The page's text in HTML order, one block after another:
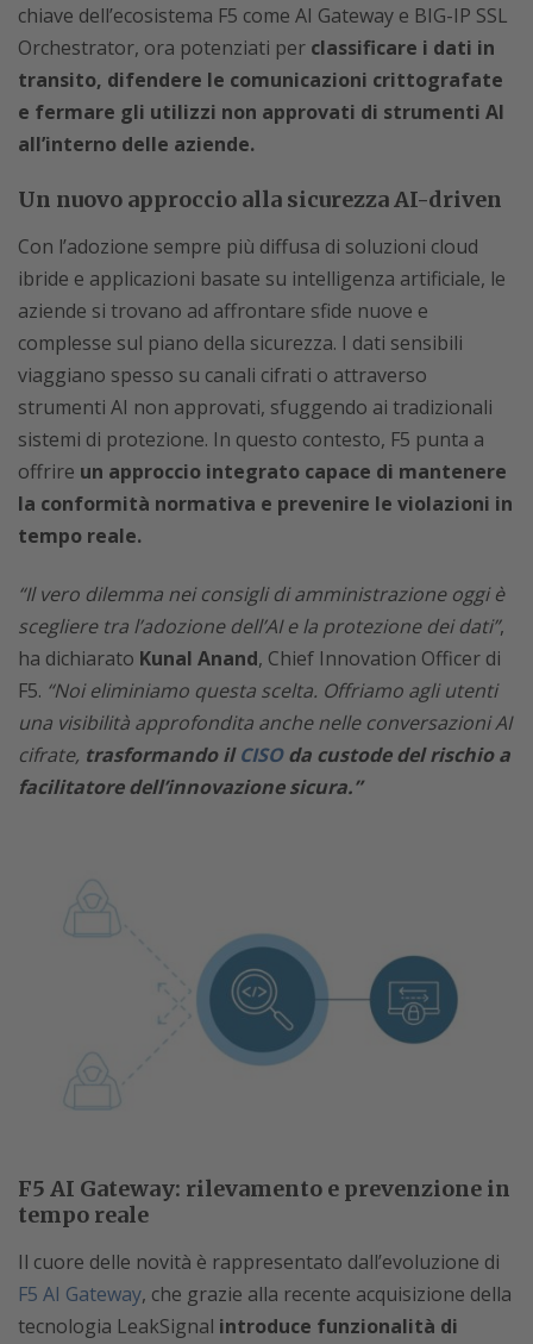
chiave dell’ecosistema F5 come AI Gateway e BIG-IP SSL
Orchestrator, ora potenziati per classificare i dati in
transito, difendere le comunicazioni crittografate
e fermare gli utilizzi non approvati di strumenti AI
all’interno delle aziende.
Un nuovo approccio alla sicurezza AI-driven
Con l’adozione sempre più diffusa di soluzioni cloud
ibride e applicazioni basate su intelligenza artificiale, le
aziende si trovano ad affrontare sfide nuove e
complesse sul piano della sicurezza. I dati sensibili
viaggiano spesso su canali cifrati o attraverso
strumenti AI non approvati, sfuggendo ai tradizionali
sistemi di protezione. In questo contesto, F5 punta a
offrire un approccio integrato capace di mantenere
la conformità normativa e prevenire le violazioni in
tempo reale.
“Il vero dilemma nei consigli di amministrazione oggi è
scegliere tra l’adozione dell’AI e la protezione dei dati”,
ha dichiarato Kunal Anand, Chief Innovation Officer di
F5. “Noi eliminiamo questa scelta. Offriamo agli utenti
una visibilità approfondita anche nelle conversazioni AI
cifrate, trasformando ilCISOda custode del rischio a
facilitatore dell’innovazione sicura.”
F5 AI Gateway: rilevamento e prevenzione in
tempo reale
Il cuore delle novità è rappresentato dall’evoluzione di
F5 AI Gateway, che grazie alla recente acquisizione della
tecnologia LeakSignal introduce funzionalità di